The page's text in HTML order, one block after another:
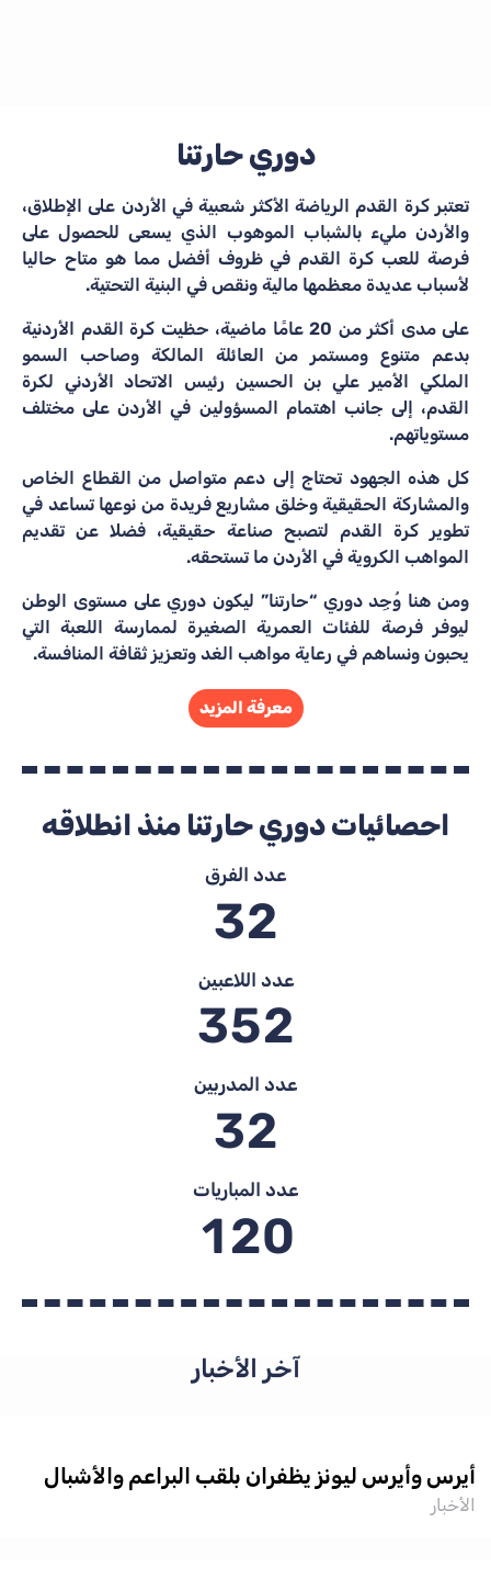
دوري حارتنا
كرة القدم الرياضة الأكثر شعبية في الأردن على الإطلاق،
مليء بالشباب الموهوب الذي يسعى للحصول على
للعب كرة القدم في ظروف أفضل مما هو متاح حاليا
عديدة معظمها مالية ونقص في البنية التحتية.
على مدى أكثر من 20 عامًا ماضية، حظيت كرة القدم الأردنية
متنوع ومستمر من العائلة المالكة وصاحب السمو
الأمير علي بن الحسين رئيس الاتحاد الأردني لكرة
إلى جانب اهتمام المسؤولين في الأردن على مختلف
هذه الجهود تحتاج إلى دعم متواصل من القطاع الخاص
الحقيقية وخلق مشاريع فريدة من نوعها تساعد في
كرة القدم لتصبح صناعة حقيقية، فضلا عن تقديم
الكروية في الأردن ما تستحقه.
هنا وُجِد دوري “حارتنا” ليكون دوري على مستوى الوطن
فرصة للفئات العمرية الصغيرة لممارسة اللعبة التي
ونساهم في رعاية مواهب الغد وتعزيز ثقافة المنافسة.
معرفة المزيد
احصائيات دوري حارتنا منذ انطلاقه
عدد الفرق
32
عدد اللاعبين
352
عدد المدربين
32
عدد المباريات
120
آخر الأخبار
وأيرس ليونز يظفران بلقب البراعم والأشبال